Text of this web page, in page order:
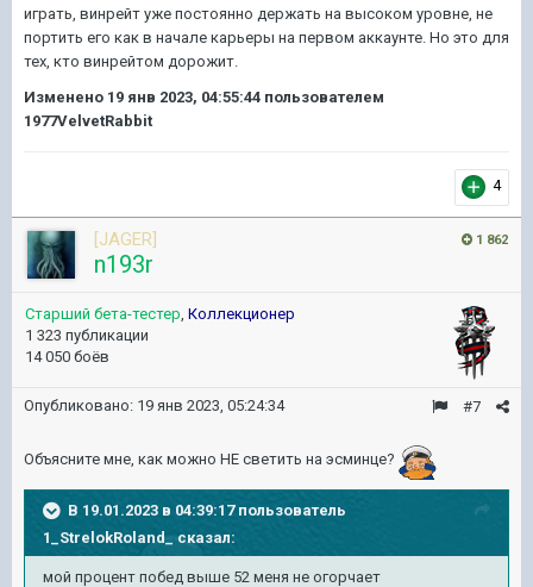
играть, винрейт уже постоянно держать на высоком уровне, не
портить его как в начале карьеры на первом аккаунте. Но это для
тех, кто винрейтом дорожит.
Изменено 19 янв 2023, 04:55:44 пользователем
1977VelvetRabbit
4
1 862
[JAGER]
n193r
Старший бета-тестер, Коллекционер
1 323 публикации
14 050 боёв
#7
Опубликовано: 19 янв 2023, 05:24:34
Объясните мне, как можно НЕ светить на эсминце?
В 19.01.2023 в 04:39:17 пользователь
1_StrelokRoland_сказал:
мой процент побед выше 52 меня не огорчает